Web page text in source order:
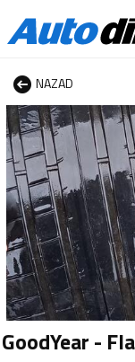
NAZAD
GoodYear -